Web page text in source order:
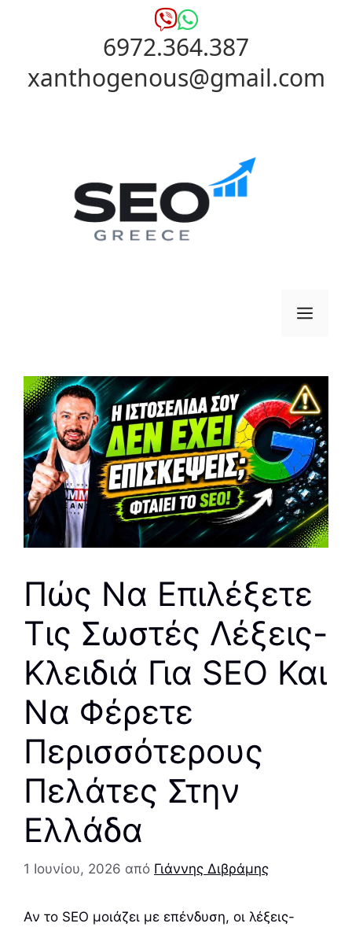
6972.364.387
xanthogenous@gmail.com
Πώς Να Επιλέξετε
Τις Σωστές Λέξεις-
Κλειδιά Για SEO Και
Να Φέρετε
Περισσότερους
Πελάτες Στην
Ελλάδα
1 Ιουνίου, 2026 από Γιάννης Διβράμης
Αν το SEO μοιάζει με επένδυση, οι λέξεις-